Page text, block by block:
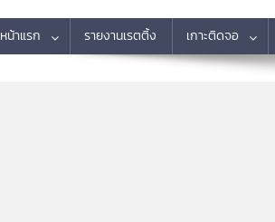
หน้าแรก รายงานเรตติ้ง เกาะติดจอ